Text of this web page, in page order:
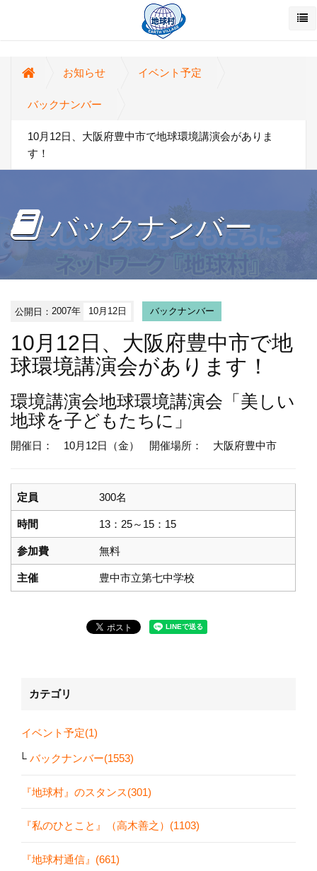
お知らせ イベント予定
バックナンバー
10月12日、大阪府豊中市で地球環境講演会がありま
す！
バックナンバー
公開日：2007年 10月12日 バックナンバー
10月12日、大阪府豊中市で地
球環境講演会があります！
環境講演会地球環境講演会「美しい
地球を子どもたちに」
開催日： 10月12日（金） 開催場所： 大阪府豊中市
定員 300名
時間 13：25～15：15
参加費 無料
主催 豊中市立第七中学校
カテゴリ
イベント予定(1)
バックナンバー(1553)
『地球村』のスタンス(301)
『私のひとこと』（高木善之）(1103)
『地球村通信』(661)